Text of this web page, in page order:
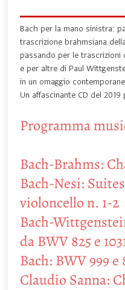
Bach per la mano sinistra:
trascrizione brahmsiana
passando per le trascrizioni
e per altre di Paul
in un omaggio
Un affascinante CD del 2019
Programma
Bach-Brahms:
Bach-Nesi:
violoncello n. 1-2
Bach-
da BWV 825 e
Bach: BWV 999 e
Claudio Sanna: